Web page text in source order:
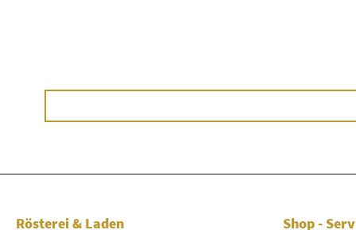
Rösterei & Laden Shop -